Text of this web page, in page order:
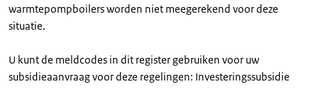
warmtepompboilers worden niet meegerekend voor deze
situatie.
U kunt de meldcodes in dit register gebruiken voor uw
subsidieaanvraag voor deze regelingen: Investeringssubsidie